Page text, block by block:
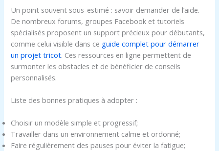
Un point souvent sous-estimé : savoir demander de l’aide.
De nombreux forums, groupes Facebook et tutoriels
spécialisés proposent un support précieux pour débutants,
comme celui visible dans ce guide complet pour démarrer
un projet tricot. Ces ressources en ligne permettent de
surmonter les obstacles et de bénéficier de conseils
personnalisés.
Liste des bonnes pratiques à adopter :
Choisir un modèle simple et progressif;
Travailler dans un environnement calme et ordonné;
Faire régulièrement des pauses pour éviter la fatigue;